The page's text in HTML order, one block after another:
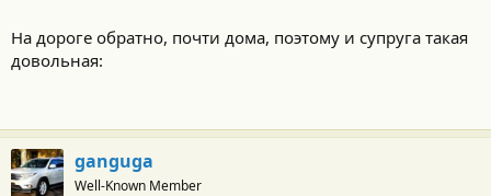
На дороге обратно, почти дома, поэтому и супруга такая
довольная:
ganguga
Well-Known Member